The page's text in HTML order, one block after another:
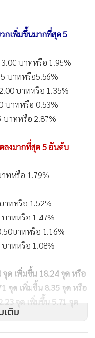
กเพิ่มขึ้นมากที่สุด 5
บาทหรือ 1.95%
บาทหรือ5.56%
บาทหรือ 1.35%
บาทหรือ 0.53%
บาทหรือ 2.87%
ลงมากที่สุด 5 อันดับ
ทหรือ 1.79%
าทหรือ 1.52%
าทหรือ 1.47%
บาทหรือ 1.16%
บาทหรือ 1.08%
ด เพิ่มขึ้น 18.24 จุด หรือ
จุด เพิ่มขึ้น 8.35 จุด หรือ
จุด เพิ่มขึ้น 5.71 จุด
เติม